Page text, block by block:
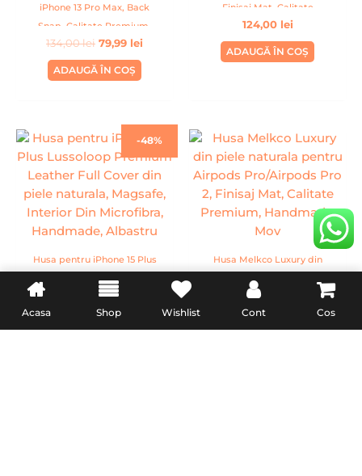
iPhone 13 Pro Max, Back
Snap, Calitate Premium,
Handmade, Albastru
deschis
134,00lei 79,99 lei
ADAUGĂ ÎN COȘ
Finisaj Mat, Calitate
Premium, Handmade, Gri
124,00 lei
ADAUGĂ ÎN COȘ
-48%
Husa pentru iPhone 15 Plus
Lussoloop Premium
Leather Full Cover din piele
naturala, Magsafe, Interior
154,00lei
Prețul
inițial
a
fost:
154,00 lei.
79,99lei
Prețul
este:
79,99 lei.
Husa Melkco Luxury din
piele naturala pentru
Airpods Pro/Airpods Pro 2,
Finisaj Mat, Calitate
124,00lei
Acasa Shop Wishlist Cont Cos